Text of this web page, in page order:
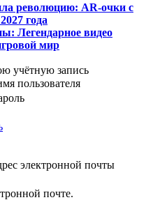
революцию: AR-очки с
года
Легендарное видео
мир
учётную запись
пользователя
электронной почты
почте.